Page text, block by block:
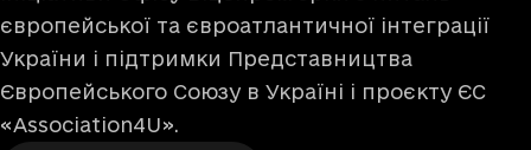
європейської та євроатлантичної інтеграції
України і підтримки Представництва
Європейського Союзу в Україні і проєкту ЄС
«Association4U».